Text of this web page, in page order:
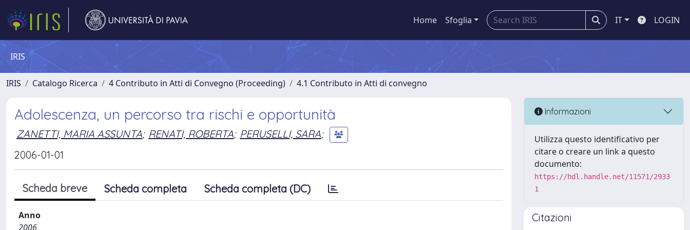
Home Sfoglia IT LOGIN
IRIS
IRIS Catalogo Ricerca 4 Contributo in Atti di Convegno (Proceeding) 4.1 Contributo in Atti di convegno
Adolescenza, un percorso tra rischi e opportunità
ZANETTI, MARIA ASSUNTA; RENATI, ROBERTA; PERUSELLI, SARA;
2006-01-01
Scheda breve Scheda completa Scheda completa (DC)
Anno
2006
Informazioni
Utilizza questo identificativo per
citare o creare un link a questo
documento:
https://hdl.handle.net/11571/2933
1
Citazioni